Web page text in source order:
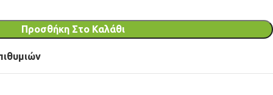
Προσθήκη Στο Καλάθι